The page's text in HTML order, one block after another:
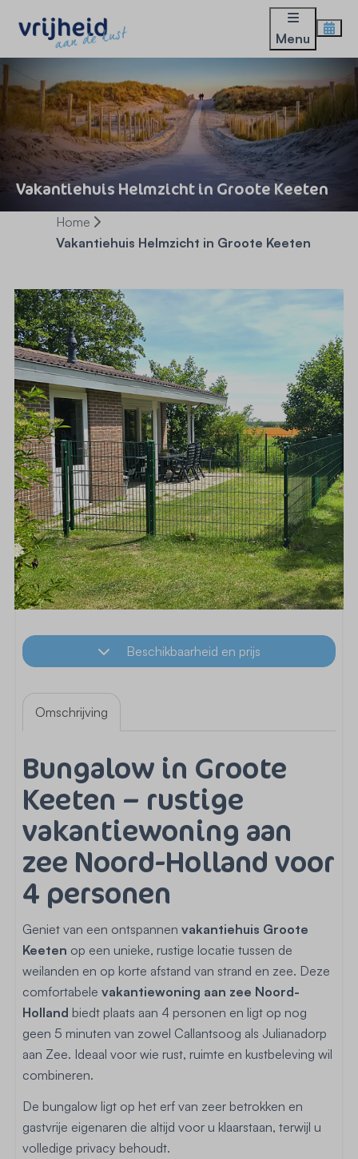
Menu
Vakantiehuis Helmzicht in Groote Keeten
Home
Vakantiehuis Helmzicht in Groote Keeten
Beschikbaarheid en prijs
Omschrijving
Bungalow in Groote
Keeten – rustige
vakantiewoning aan
zee Noord-Holland voor
4 personen
Geniet van een ontspannen vakantiehuis Groote
Keeten op een unieke, rustige locatie tussen de
weilanden en op korte afstand van strand en zee. Deze
comfortabele vakantiewoning aan zee Noord-
Holland biedt plaats aan 4 personen en ligt op nog
geen 5 minuten van zowel Callantsoog als Julianadorp
aan Zee. Ideaal voor wie rust, ruimte en kustbeleving wil
combineren.
De bungalow ligt op het erf van zeer betrokken en
gastvrije eigenaren die altijd voor u klaarstaan, terwijl u
volledige privacy behoudt.